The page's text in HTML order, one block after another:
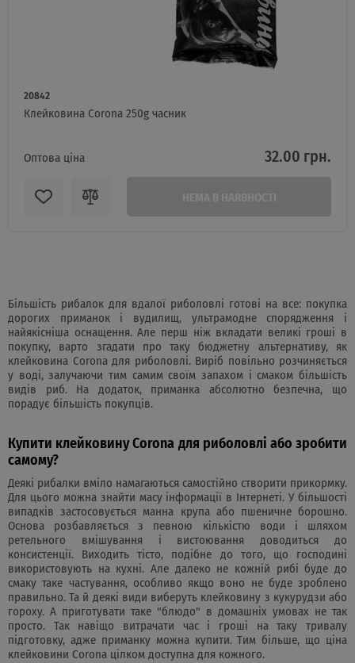
20842
Клейковина Corona 250g часник
Оптова ціна 32.00 грн.
Більшість рибалок для вдалої риболовлі готові на все: покупка
дорогих приманок і вудилищ, ультрамодне спорядження і
найякісніша оснащення. Але перш ніж вкладати великі гроші в
покупку, варто згадати про таку бюджетну альтернативу, як
клейковина Corona для риболовлі. Виріб повільно розчиняється
у воді, залучаючи тим самим своїм запахом і смаком більшість
видів риб. На додаток, приманка абсолютно безпечна, що
порадує більшість покупців.
Купити клейковину Corona для риболовлі або зробити
самому?
Деякі рибалки вміло намагаються самостійно створити прикормку.
Для цього можна знайти масу інформації в Інтернеті. У більшості
випадків застосовується манна крупа або пшеничне борошно.
Основа розбавляється з певною кількістю води і шляхом
ретельного вмішування і вистоювання доводиться до
консистенції. Виходить тісто, подібне до того, що господині
використовують на кухні. Але далеко не кожній рибі буде до
смаку таке частування, особливо якщо воно не буде зроблено
правильно. Та й деякі види виберуть клейковину з кукурудзи або
гороху. А приготувати таке "блюдо" в домашніх умовах не так
просто. Так навіщо витрачати час і гроші на таку тривалу
підготовку, адже приманку можна купити. Тим більше, що ціна
клейковини Corona цілком доступна для кожного.